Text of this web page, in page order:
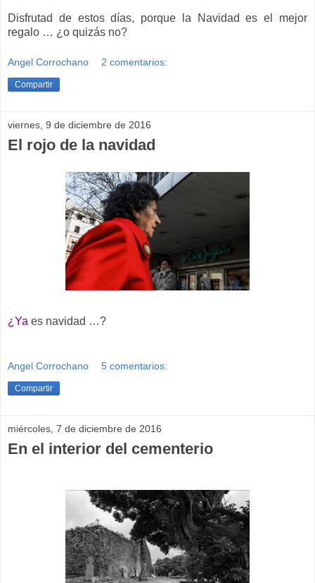
Disfrutad de estos días, porque la Navidad es el mejor
regalo … ¿o quizás no?
Angel Corrochano 2 comentarios:
Compartir
viernes, 9 de diciembre de 2016
El rojo de la navidad
¿Ya es navidad …?
Angel Corrochano 5 comentarios:
Compartir
miércoles, 7 de diciembre de 2016
En el interior del cementerio